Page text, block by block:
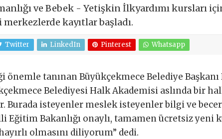
ve Bebek - Yetişkin İlkyardımı kursları
kayıtlar başladı.
Twitter LinkedIn Pinterest Whatsapp
önemle tanınan Büyükçekmece Belediye Başkanı
Belediyesi Halk Akademisi aslında bir
Burada isteyenler meslek isteyenler bilgi ve
Eğitim Bakanlığı onaylı, tamamen ücretsiz yeni
olmasını diliyorum” dedi.